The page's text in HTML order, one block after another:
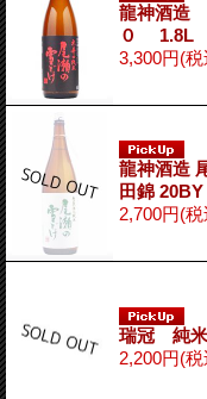
龍神酒造
０ 1.8L
3,300円(税
龍神酒造
田錦
2,700円(税
瑞冠 純
2,200円(税